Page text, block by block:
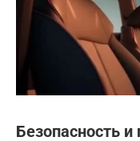
Безопасность и